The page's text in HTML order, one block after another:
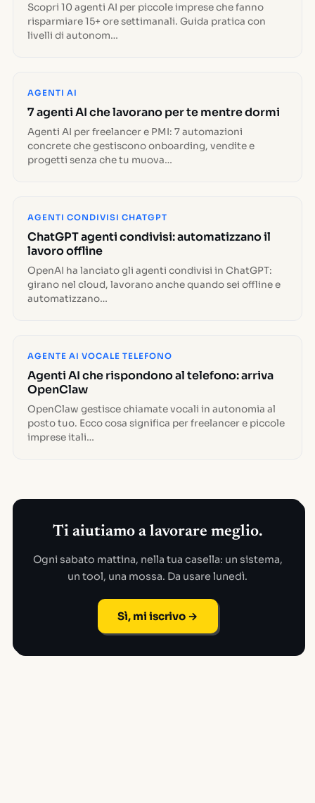
Scopri 10 agenti AI per piccole imprese che fanno
risparmiare 15+ ore settimanali. Guida pratica con
livelli di autonom…
AGENTI AI
7 agenti AI che lavorano per te mentre dormi
Agenti AI per freelancer e PMI: 7 automazioni
concrete che gestiscono onboarding, vendite e
progetti senza che tu muova…
AGENTI CONDIVISI CHATGPT
ChatGPT agenti condivisi: automatizzano il
lavoro offline
OpenAI ha lanciato gli agenti condivisi in ChatGPT:
girano nel cloud, lavorano anche quando sei offline e
automatizzano…
AGENTE AI VOCALE TELEFONO
Agenti AI che rispondono al telefono: arriva
OpenClaw
OpenClaw gestisce chiamate vocali in autonomia al
posto tuo. Ecco cosa significa per freelancer e piccole
imprese itali…
Ti aiutiamo a lavorare meglio.
Ogni sabato mattina, nella tua casella: un sistema,
un tool, una mossa. Da usare lunedì.
Sì, mi iscrivo →